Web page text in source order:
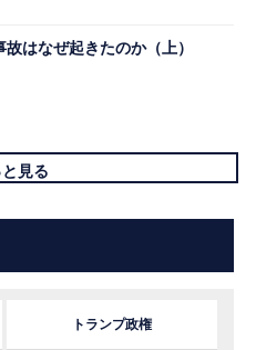
故はなぜ起きたのか（上）
見る
トランプ政権